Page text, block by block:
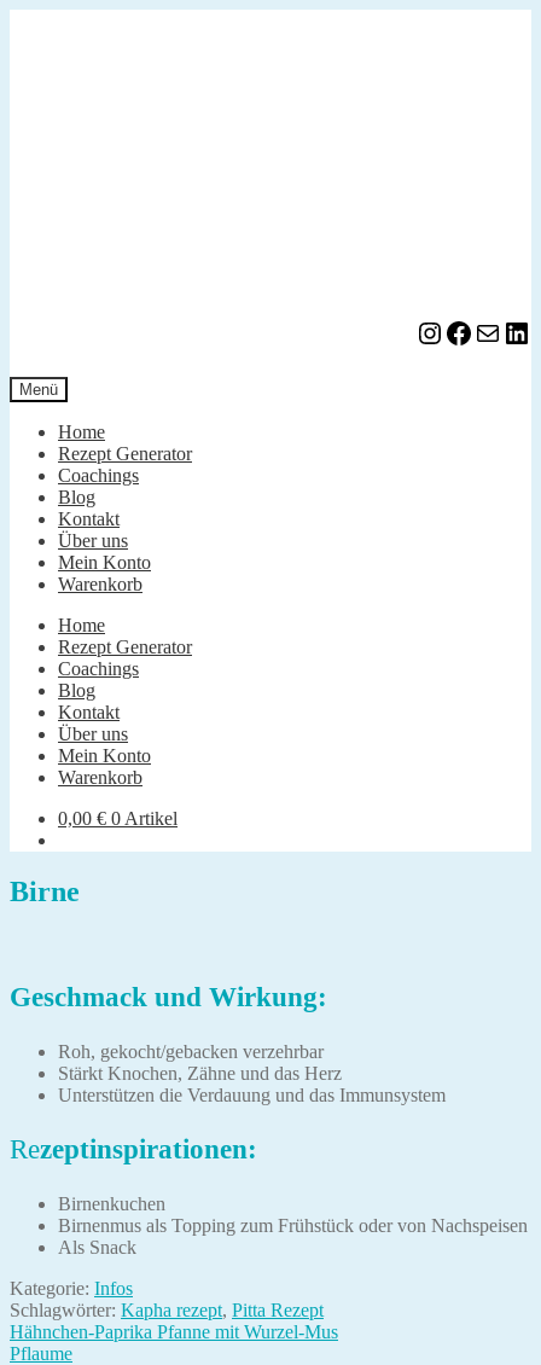
Instagram Facebook E-Mail LinkedIn
Menü
Home
Rezept Generator
Coachings
Blog
Kontakt
Über uns
Mein Konto
Warenkorb
Home
Rezept Generator
Coachings
Blog
Kontakt
Über uns
Mein Konto
Warenkorb
0,00 € 0 Artikel
Birne
Geschmack und Wirkung:
Roh, gekocht/gebacken verzehrbar
Stärkt Knochen, Zähne und das Herz
Unterstützen die Verdauung und das Immunsystem
Rezeptinspirationen:
Birnenkuchen
Birnenmus als Topping zum Frühstück oder von Nachspeisen
Als Snack
Kategorie: Infos
Schlagwörter: Kapha rezept, Pitta Rezept
Beitragsnavigation
Vorheriger
Beitrag:
Hähnchen-Paprika Pfanne mit Wurzel-Mus
Nächster
Pflaume